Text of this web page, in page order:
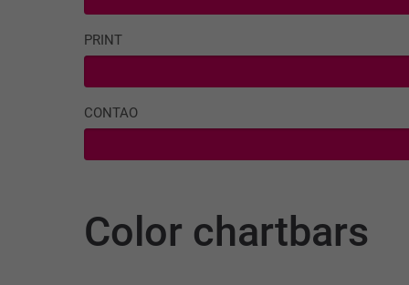
PRINT
CONTAO
Color chartbars